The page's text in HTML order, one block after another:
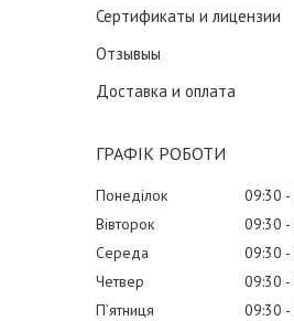
Сертификаты и лицензии
Отзывыы
Доставка и оплата
ГРАФІК РОБОТИ
Понеділок 09:30
Вівторок
09:30
Середа
09:30
Четвер
09:30
Пʼятниця
09:30